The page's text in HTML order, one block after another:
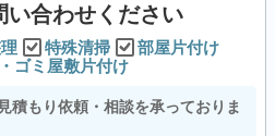
い合わせください
特殊清掃
部屋片付け
ゴミ屋敷片付け
積もり依頼・相談を承っておりま